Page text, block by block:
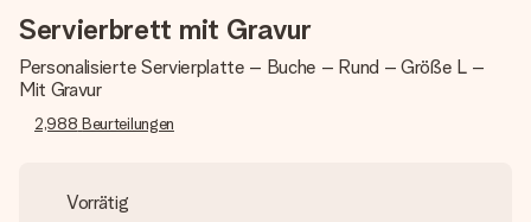
Servierbrett mit Gravur
Personalisierte Servierplatte – Buche – Rund – Größe L –
Mit Gravur
2,988 Beurteilungen
Vorrätig